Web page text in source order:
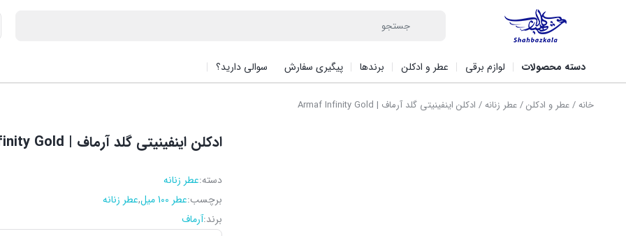
دسته محصولات لوازم برقی عطر و ادکلن برندها پیگیری سفارش سوالی دارید؟
خانه/عطر و ادکلن/عطر زنانه/ ادکلن اینفینیتی گلد آرماف | Armaf Infinity Gold
ادکلن اینفینیتی گلد آرماف | Armaf Infinity Gold
دسته:عطر زنانه
برچسب:عطر 100 میل ,عطر زنانه
برند:آرماف